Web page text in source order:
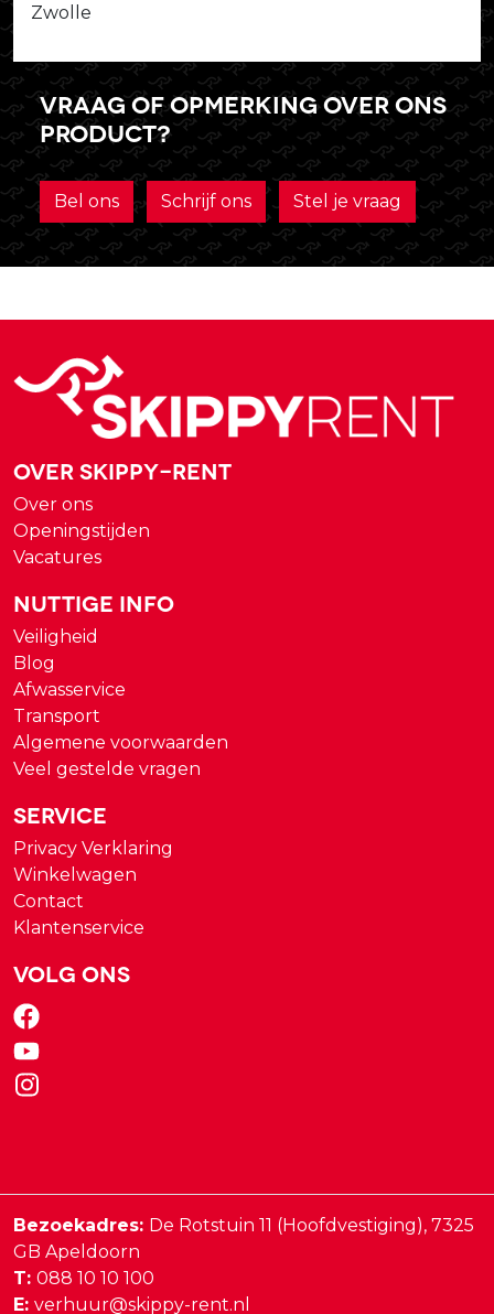
Zwolle
Vraag of opmerking over ons
product?
Bel ons Schrijf ons Stel je vraag
Over Skippy-rent
Over ons
Openingstijden
Vacatures
Nuttige Info
Veiligheid
Blog
Afwasservice
Transport
Algemene voorwaarden
Veel gestelde vragen
Service
Privacy Verklaring
Winkelwagen
Contact
Klantenservice
Volg ons
Bezoekadres: De Rotstuin 11 (Hoofdvestiging), 7325
GB Apeldoorn
T: 088 10 10 100
E: verhuur@skippy-rent.nl